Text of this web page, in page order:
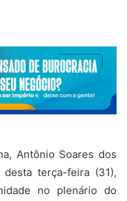
Antônio Soares dos
terça-feira (31),
no plenário do